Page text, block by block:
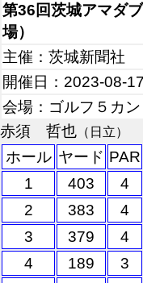
第36回茨城アマダ
場）
主催：茨城新聞社
開催日：2023-08-17
会場：ゴルフ５カ
赤須 哲也 （日立）
ホール ヤード PAR
1
403 4
2
383 4
3
379 4
4
189 3